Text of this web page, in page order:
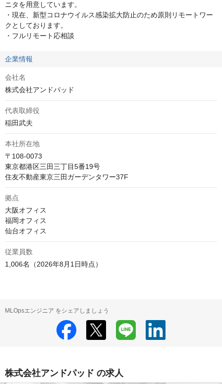
ニタを用意しています。
・現在、新型コロナウイルス感染拡大防止のため原則リモートワー
クとしております。
・フルリモート応相談
企業情報
会社名
株式会社アンドパッド
代表取締役
稲田武夫
本社所在地
〒108-0073
東京都港区三田三丁目5番19号
住友不動産東京三田ガーデンタワー37F
拠点
大阪オフィス
福岡オフィス
仙台オフィス
従業員数
1,006名（2026年8月1日時点）
MLOpsエンジニア をシェアしましょう
株式会社アンドパッド の求人